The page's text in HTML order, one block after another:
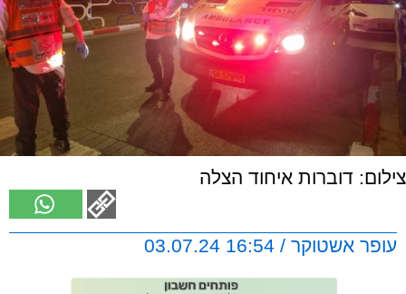
צילום: דוברות איחוד הצלה
עופר אשטוקר / 16:54 03.07.24